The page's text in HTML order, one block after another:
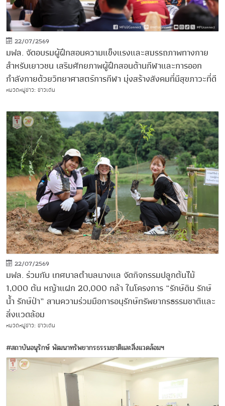
22/07/2569
มฟล. จัดอบรมผู้ฝึกสอนความแข็งแรงและสมรรถภาพทางกาย
สำหรับเยาวชน เสริมศักยภาพผู้ฝึกสอนด้านกีฬาและการออก
กำลังกายด้วยวิทยาศาสตร์การกีฬา มุ่งสร้างสังคมที่มีสุขภาวะที่ดี
หมวดหมู่ข่าว: ข่าวเด่น
22/07/2569
มฟล. ร่วมกับ เทศบาลตำบลนางแล จัดกิจกรรมปลูกต้นไม้
1,000 ต้น หญ้าแฝก 20,000 กล้า ในโครงการ “รักษ์ดิน รักษ์
น้ำ รักษ์ป่า” สานความร่วมมือการอนุรักษ์ทรัพยากรธรรมชาติและ
สิ่งแวดล้อม
หมวดหมู่ข่าว: ข่าวเด่น
#สถาบันอนุรักษ์ พัฒนาทรัพยากรธรรมชาติและสิ่งแวดล้อมฯ